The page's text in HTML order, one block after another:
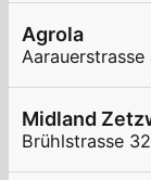
Agrola
Aarauerstrasse
Midland
Brühlstrasse